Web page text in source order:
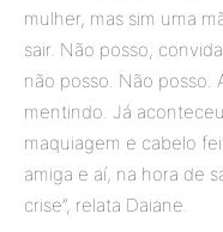
mulher, mas sim uma
sair. Não posso,
não posso. Não posso.
mentindo. Já
maquiagem e cabelo
amiga e aí, na hora de
crise”, relata Daiane.